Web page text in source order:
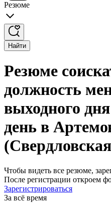
Резюме
Найти
Резюме
должность
выходного
день в
Чтобы видеть все резюме,
После регистрации откроем
Зарегистрироваться
За всё время